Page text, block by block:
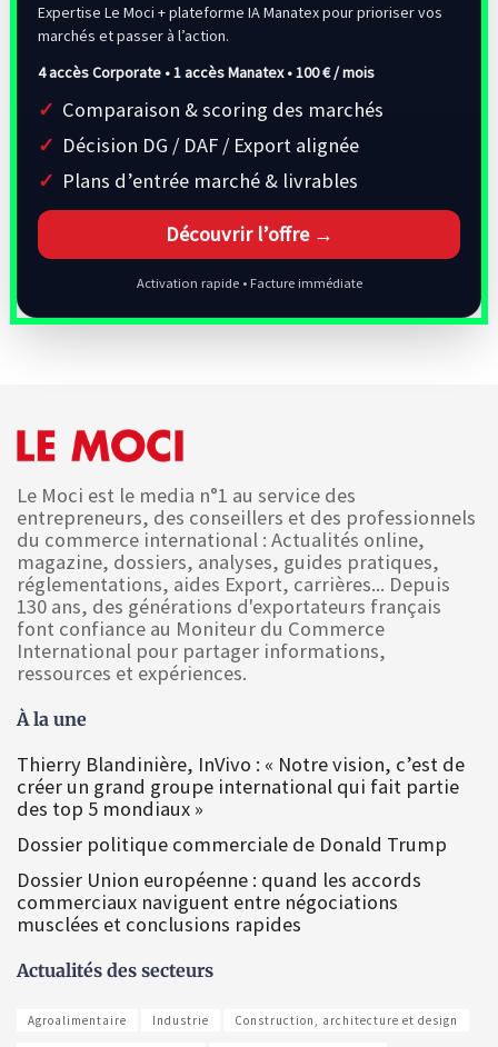
Expertise Le Moci + plateforme IA Manatex pour prioriser vos
marchés et passer à l’action.
4 accès Corporate • 1 accès Manatex •100 € / mois
Comparaison & scoring des marchés
Décision DG / DAF / Export alignée
Plans d’entrée marché & livrables
Découvrir l’offre →
Activation rapide • Facture immédiate
Le Moci est le media n°1 au service des
entrepreneurs, des conseillers et des professionnels
du commerce international : Actualités online,
magazine, dossiers, analyses, guides pratiques,
réglementations, aides Export, carrières... Depuis
130 ans, des générations d'exportateurs français
font confiance au Moniteur du Commerce
International pour partager informations,
ressources et expériences.
À la une
Thierry Blandinière, InVivo : « Notre vision, c’est de
créer un grand groupe international qui fait partie
des top 5 mondiaux »
Dossier politique commerciale de Donald Trump
Dossier Union européenne : quand les accords
commerciaux naviguent entre négociations
musclées et conclusions rapides
Actualités des secteurs
Agroalimentaire Industrie Construction, architecture et design